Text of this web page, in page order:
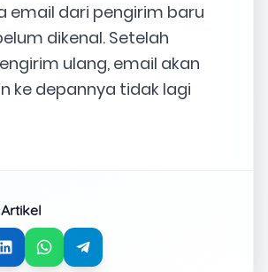
email dari pengirim baru
dikenal. Setelah
ulang, email akan
ke depannya tidak lagi